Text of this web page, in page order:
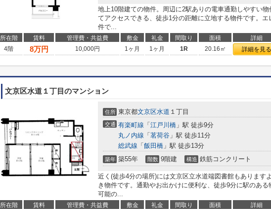
地上10階建ての物件。周辺に2駅ありの電車通勤しやすい
てアクセスできる、徒歩1分の距離に立地する物件です。エ
件で...
所在階 賃料 管理費・共益費 敷金 礼金 間取り 面積 詳細
4階
8万円 10,000円 1ヶ月 1ヶ月 1R 20.16㎡ 詳細を見る
文京区水道１丁目のマンション
住所 東京都文京区水道 １丁目
交通 有楽町線 「 江戸川橋 」駅 徒歩9分
丸ノ内線 「 茗荷谷 」駅 徒歩11分
総武線 「 飯田橋 」駅 徒歩13分
築年 築55年 階数 9階建 構造 鉄筋コンクリート
近く(徒歩4分の場所)には文京区立水道端図書館もあります
き物件です。通勤やお出かけに便利な、徒歩9分に駅のある
可能の...
所在階 賃料 管理費・共益費 敷金 礼金 間取り 面積 詳細